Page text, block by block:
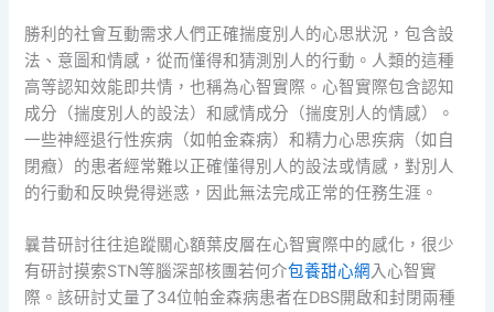
勝利的社會互動需求人們正確揣度別人的心思狀況，包含設
法、意圖和情感，從而懂得和猜測別人的行動。人類的這種
高等認知效能即共情，也稱為心智實際。心智實際包含認知
成分（揣度別人的設法）和感情成分（揣度別人的情感）。
一些神經退行性疾病（如帕金森病）和精力心思疾病（如自
閉癥）的患者經常難以正確懂得別人的設法或情感，對別人
的行動和反映覺得迷惑，因此無法完成正常的任務生涯。
曩昔研討往往追蹤關心額葉皮層在心智實際中的感化，很少
有研討摸索STN等腦深部核團若何介包養甜心網 入心智實
際。該研討丈量了34位帕金森病患者在DBS開啟和封閉兩種